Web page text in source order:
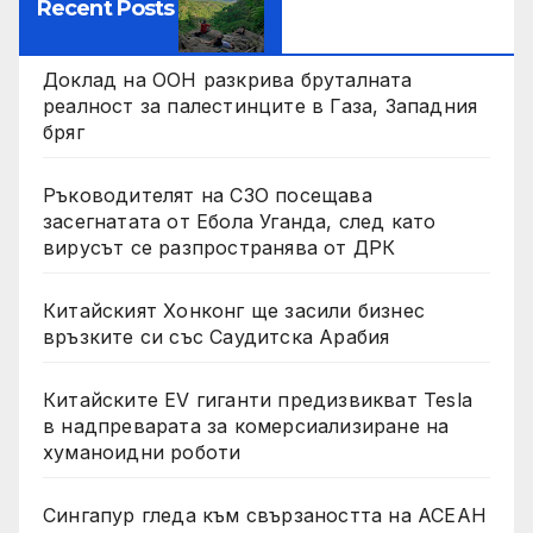
Recent Posts
Доклад на ООН разкрива бруталната
реалност за палестинците в Газа, Западния
бряг
Ръководителят на СЗО посещава
засегнатата от Ебола Уганда, след като
вирусът се разпространява от ДРК
Китайският Хонконг ще засили бизнес
връзките си със Саудитска Арабия
Китайските EV гиганти предизвикват Tesla
в надпреварата за комерсиализиране на
хуманоидни роботи
Сингапур гледа към свързаността на АСЕАН